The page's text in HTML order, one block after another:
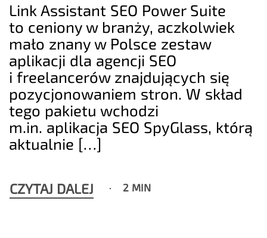
Link Assistant SEO Power Suite
to ceniony w branży, aczkolwiek
mało znany w Polsce zestaw
aplikacji dla agencji SEO
i freelancerów znajdujących się
pozycjonowaniem stron. W skład
tego pakietu wchodzi
m.in. aplikacja SEO SpyGlass, którą
aktualnie […]
CZYTAJ DALEJ 2 MIN